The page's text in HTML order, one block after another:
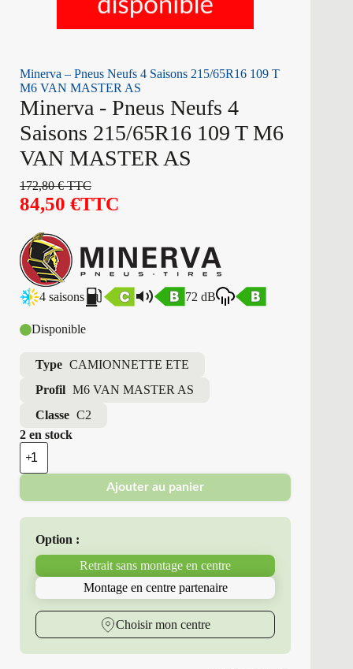
Minerva – Pneus Neufs 4 Saisons 215/65R16 109 T
M6 VAN MASTER AS
Minerva - Pneus Neufs 4
Saisons 215/65R16 109 T M6
VAN MASTER AS
172,80€TTC
84,50 €TTC
4 saisons 72 dB
Disponible
Type CAMIONNETTE ETE
Profil M6 VAN MASTER AS
Classe C2
2 en stock
quantité
de
Minerva
Pneus
Neufs
Saisons
215/65R16
VAN
Ajouter au panier
Option :
Retrait sans montage en centre
Montage en centre partenaire
Choisir mon centre